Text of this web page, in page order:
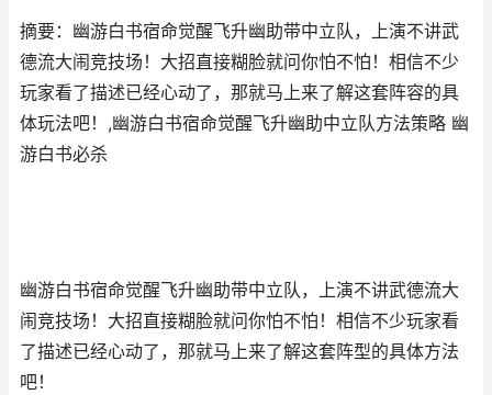
摘要：幽游白书宿命觉醒飞升幽助带中立队，上演不讲武
德流大闹竞技场！大招直接糊脸就问你怕不怕！相信不少
玩家看了描述已经心动了，那就马上来了解这套阵容的具
体玩法吧！,幽游白书宿命觉醒飞升幽助中立队方法策略 幽
游白书必杀
幽游白书宿命觉醒飞升幽助带中立队，上演不讲武德流大
闹竞技场！大招直接糊脸就问你怕不怕！相信不少玩家看
了描述已经心动了，那就马上来了解这套阵型的具体方法
吧！